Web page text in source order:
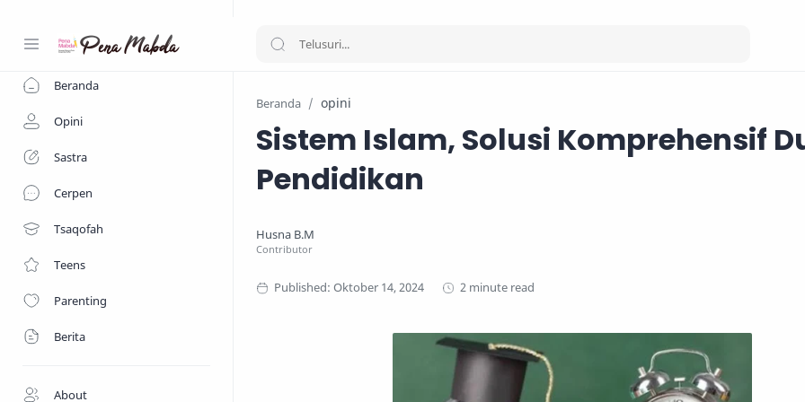
Beranda
Opini
Sastra
Cerpen
Tsaqofah
Teens
Parenting
Berita
About
Beranda opini
Sistem Islam, Solusi Komprehensif
Pendidikan
2 minute read